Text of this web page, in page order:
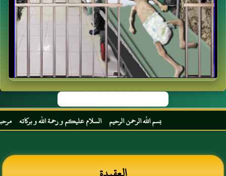
بسم الله الرحمن الرحيم السلام عليكم و رحمة الله و بركاته مرحبا بك